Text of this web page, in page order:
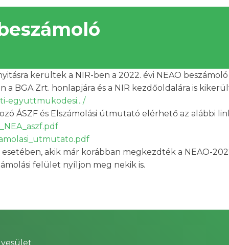
kerültek a NIR-ben a 2022. évi NEAO
a BGA Zrt. honlapjára és a NIR kezdőoldalára is
egyuttmukodesi.../
ÁSZF és Elszámolási útmutató elérhető az alábbi
akik már korábban megkezdték a NEAO-
felület nyíljon meg nekik is.